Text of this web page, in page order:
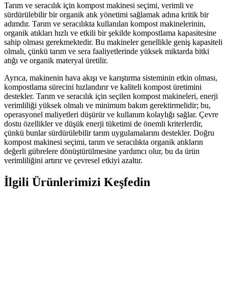
Tarım ve seracılık için kompost makinesi seçimi, verimli ve
sürdürülebilir bir organik atık yönetimi sağlamak adına kritik bir
adımdır. Tarım ve seracılıkta kullanılan kompost makinelerinin,
organik atıkları hızlı ve etkili bir şekilde kompostlama kapasitesine
sahip olması gerekmektedir. Bu makineler genellikle geniş kapasiteli
olmalı, çünkü tarım ve sera faaliyetlerinde yüksek miktarda bitki
atığı ve organik materyal üretilir.
Ayrıca, makinenin hava akışı ve karıştırma sisteminin etkin olması,
kompostlama sürecini hızlandırır ve kaliteli kompost üretimini
destekler. Tarım ve seracılık için seçilen kompost makineleri, enerji
verimliliği yüksek olmalı ve minimum bakım gerektirmelidir; bu,
operasyonel maliyetleri düşürür ve kullanım kolaylığı sağlar. Çevre
dostu özellikler ve düşük enerji tüketimi de önemli kriterlerdir,
çünkü bunlar sürdürülebilir tarım uygulamalarını destekler. Doğru
kompost makinesi seçimi, tarım ve seracılıkta organik atıkların
değerli gübrelere dönüştürülmesine yardımcı olur, bu da ürün
verimliliğini artırır ve çevresel etkiyi azaltır.
İlgili Ürünlerimizi Keşfedin